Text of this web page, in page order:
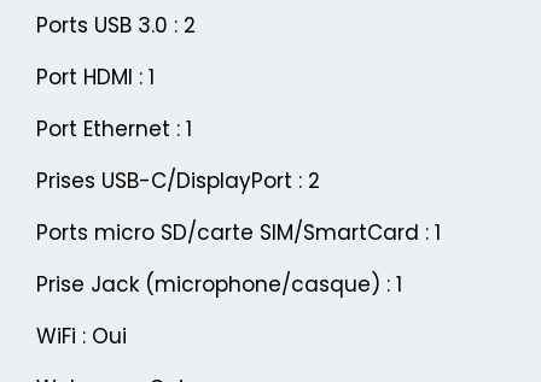
Ports USB 3.0 : 2
Port HDMI : 1
Port Ethernet : 1
Prises USB-C/DisplayPort : 2
Ports micro SD/carte SIM/SmartCard : 1
Prise Jack (microphone/casque) : 1
WiFi : Oui